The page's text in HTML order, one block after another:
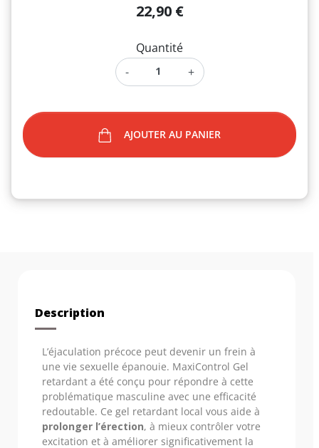
22,90 €
Quantité
-
+
AJOUTER AU PANIER
Description
L’éjaculation précoce peut devenir un frein à
une vie sexuelle épanouie. MaxiControl Gel
retardant a été conçu pour répondre à cette
problématique masculine avec une efficacité
redoutable. Ce gel retardant local vous aide à
prolonger l’érection, à mieux contrôler votre
excitation et à améliorer significativement la